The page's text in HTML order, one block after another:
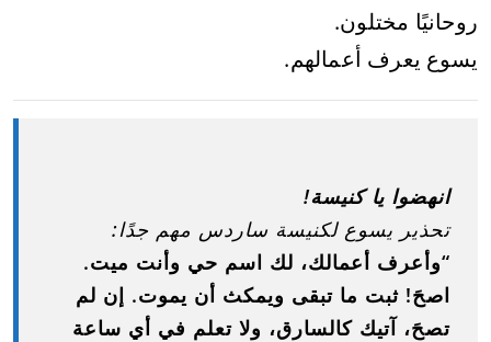
روحانيًا مختلون.
يسوع يعرف أعمالهم.
انهضوا يا كنيسة!
تحذير يسوع لكنيسة ساردس مهم جدًا:
“وأعرف أعمالك، لك اسم حي وأنت ميت.
اصحَ! ثبت ما تبقى ويمكث أن يموت. إن لم
تصحَ، آتيك كالسارق، ولا تعلم في أي ساعة